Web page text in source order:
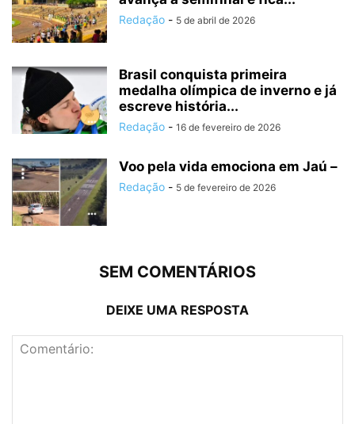
Redação - 5 de abril de 2026
Brasil conquista primeira
medalha olímpica de inverno e já
escreve história...
Redação - 16 de fevereiro de 2026
Voo pela vida emociona em Jaú –
Redação - 5 de fevereiro de 2026
SEM COMENTÁRIOS
DEIXE UMA RESPOSTA